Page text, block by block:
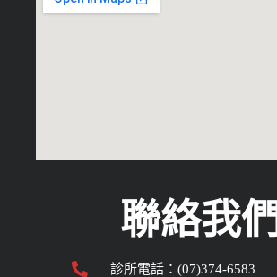
聯絡我們
診所電話：(07)374-6583